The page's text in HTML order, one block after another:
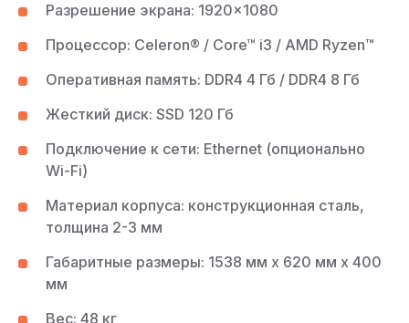
Разрешение экрана: 1920×1080
Процессор: Celeron® / Core™ i3 / AMD Ryzen™
Оперативная память: DDR4 4 Гб / DDR4 8 Гб
Жесткий диск: SSD 120 Гб
Подключение к сети: Ethernet (опционально
Wi-Fi)
Материал корпуса: конструкционная сталь,
толщина 2-3 мм
Габаритные размеры: 1538 мм х 620 мм х 400
мм
Вес: 48 кг